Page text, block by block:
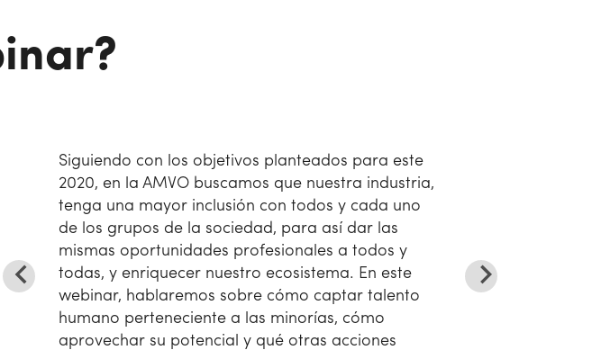
Siguiendo con los objetivos planteados para este
2020, en la AMVO buscamos que nuestra industria,
tenga una mayor inclusión con todos y cada uno
de los grupos de la sociedad, para así dar las
mismas oportunidades profesionales a todos y
todas, y enriquecer nuestro ecosistema. En este
webinar, hablaremos sobre cómo captar talento
humano perteneciente a las minorías, cómo
aprovechar su potencial y qué otras acciones